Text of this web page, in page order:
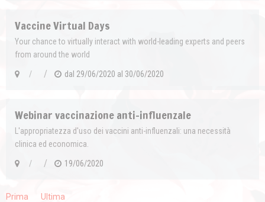
Vaccine Virtual Days
Your chance to virtually interact with world-leading experts and peers
from around the world
/ / dal 29/06/2020 al 30/06/2020
Webinar vaccinazione anti-influenzale
L'appropriatezza d'uso dei vaccini anti-influenzali: una necessità
clinica ed economica.
/ / 19/06/2020
Prima Ultima